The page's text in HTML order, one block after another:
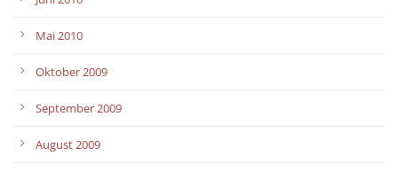
Mai 2010
Oktober 2009
September 2009
August 2009